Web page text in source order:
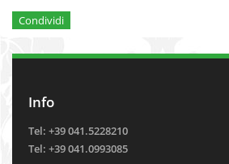
Condividi
Info
Tel: +39 041.5228210
Tel: +39 041.0993085